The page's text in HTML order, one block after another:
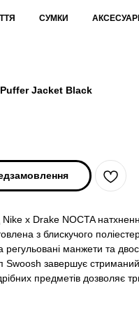
СУМКИ
Jacket Black
Nike x Drake NOCTA
з блискучого
регульовані манжети та
Swoosh завершує
предметів дозволяє